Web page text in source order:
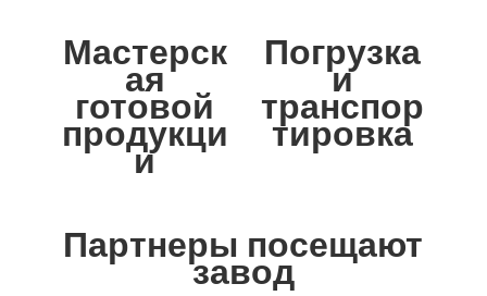
Мастерск
ая
готовой
продукци
и
Погрузка
и
транспор
тировка
Партнеры посещают
завод